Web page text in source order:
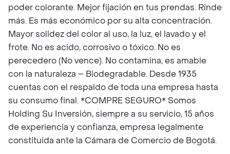
poder colorante. Mejor fijación en tus prendas. Rinde
más. Es más económico por su alta concentración.
Mayor solidez del color al uso, la luz, el lavado y el
frote. No es acido, corrosivo o tóxico. No es
perecedero (No vence). No contamina, es amable
con la naturaleza – Biodegradable. Desde 1935
cuentas con el respaldo de toda una empresa hasta
su consumo final. *COMPRE SEGURO* Somos
Holding Su Inversión, siempre a su servicio, 15 años
de experiencia y confianza, empresa legalmente
constituida ante la Cámara de Comercio de Bogotá.